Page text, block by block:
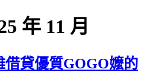
年 11 月
借貸優質GOGO嬤的